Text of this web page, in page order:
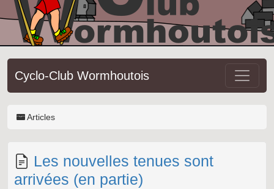
Cyclo-Club Wormhoutois
Articles
Les nouvelles tenues sont
arrivées (en partie)